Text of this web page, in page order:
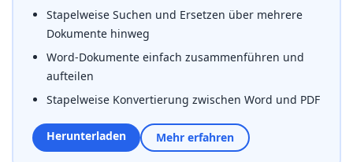
Stapelweise Suchen und Ersetzen über mehrere
Dokumente hinweg
Word-Dokumente einfach zusammenführen und
aufteilen
Stapelweise Konvertierung zwischen Word und PDF
Herunterladen Mehr erfahren